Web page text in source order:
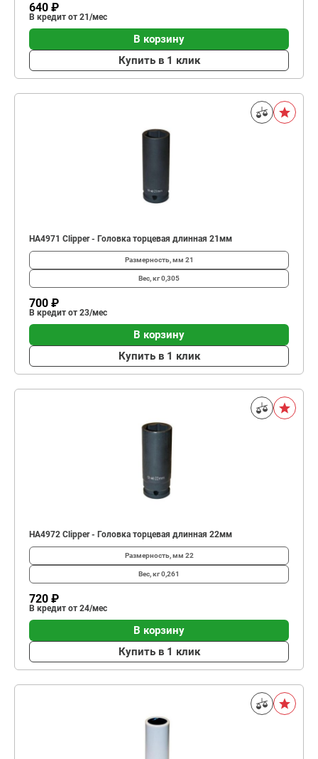
640 ₽
В кредит от 21/мес
В корзину
Купить в 1 клик
HA4971 Clipper - Головка торцевая длинная 21мм
Размерность, мм 21
Вес, кг0,305
700 ₽
В кредит от 23/мес
В корзину
Купить в 1 клик
HA4972 Clipper - Головка торцевая длинная 22мм
Размерность, мм 22
Вес, кг0,261
720 ₽
В кредит от 24/мес
В корзину
Купить в 1 клик